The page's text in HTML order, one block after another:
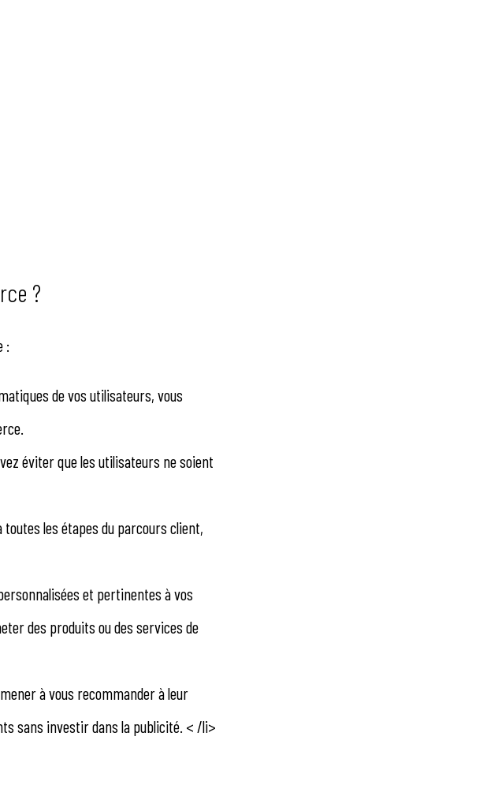
?
:
de vos utilisateurs, vous
éviter que les utilisateurs ne soient
les étapes du parcours client,
et pertinentes à vos
des produits ou des services de
à vous recommander à leur
sans investir dans la publicité. < /li>